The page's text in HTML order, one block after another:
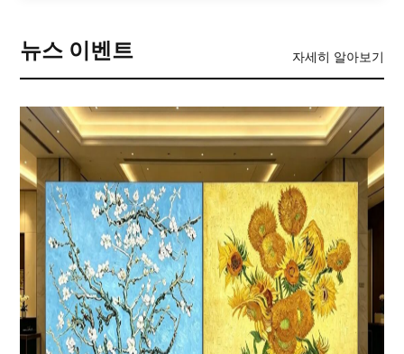
뉴스 이벤트 자세히 알아보기